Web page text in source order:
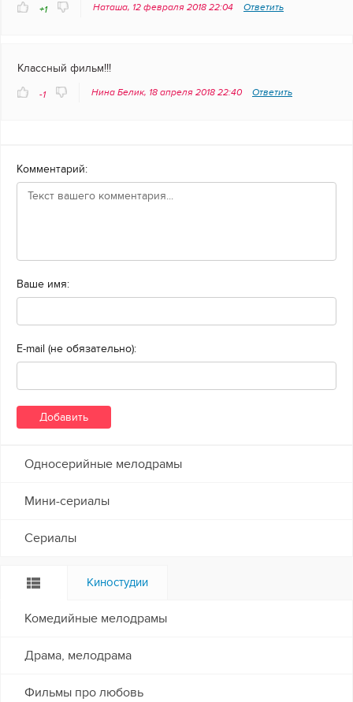
+1 Наташа, 12 февраля 2018 22:04 Ответить
Классный фильм!!!
-1 Нина Белик, 18 апреля 2018 22:40 Ответить
Комментарий:
Ваше имя:
E-mail (не обязательно):
Односерийные мелодрамы
Мини-сериалы
Сериалы
Киностудии
Комедийные мелодрамы
Драма, мелодрама
Фильмы про любовь